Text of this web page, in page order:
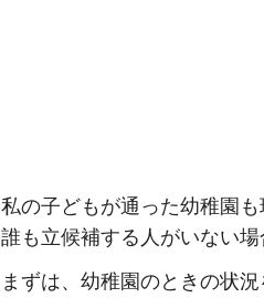
私の子どもが通った幼稚園
誰も立候補する人がいない
まずは、幼稚園のときの状況